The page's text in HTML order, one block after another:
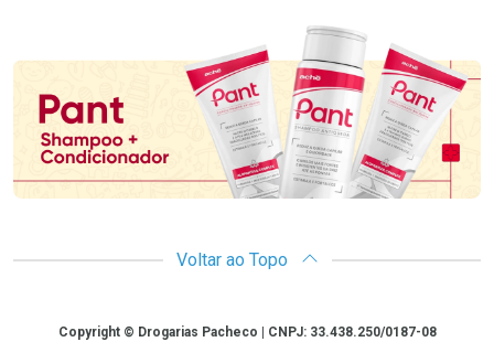
Promoção em Destaque
Voltar ao Topo
CopyrightCopyright © Drogarias Pacheco | CNPJ: 33.438.250/0187-08